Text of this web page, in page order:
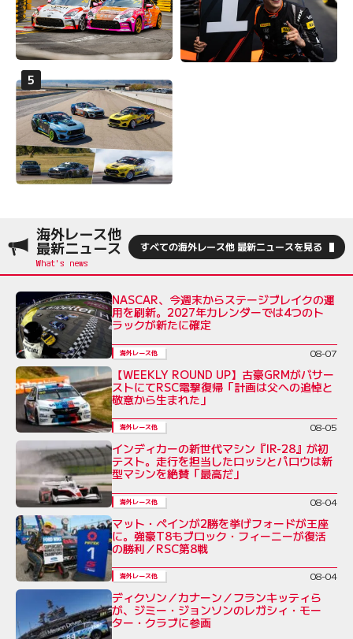
海外レース他
最新ニュース すべての海外レース他 最新ニュースを見る
NASCAR、今週末からステージブレイクの運
用を刷新。2027年カレンダーでは4つのト
ラックが新たに確定
海外レース他 08-07
【WEEKLY ROUND UP】古豪GRMがバサー
ストにてRSC電撃復帰「計画は父への追悼と
敬意から生まれた」
海外レース他 08-05
インディカーの新世代マシン『IR-28』が初
テスト。走行を担当したロッシとパロウは新
型マシンを絶賛「最高だ」
海外レース他 08-04
マット・ペインが2勝を挙げフォードが王座
に。強豪T8もブロック・フィーニーが復活
の勝利／RSC第8戦
海外レース他 08-04
ディクソン／カナーン／フランキッティら
が、ジミー・ジョンソンのレガシィ・モー
ター・クラブに参画